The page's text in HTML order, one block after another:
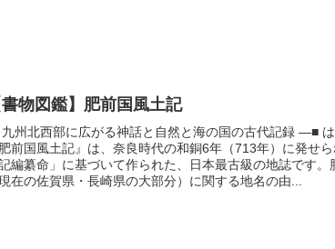
書物図鑑】肥前国風土記
州北西部に広がる神話と自然と海の国の古代記録 ―■
肥前国風土記』は、奈良時代の和銅6年（713年）に発せ
編纂命」に基づいて作られた、日本最古級の地誌です。
現在の佐賀県・長崎県の大部分）に関する地名の由...